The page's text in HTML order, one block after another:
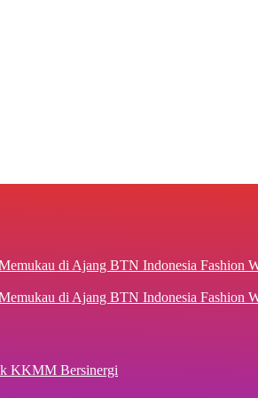
di Ajang BTN Indonesia Fashion
KKMM Bersinergi